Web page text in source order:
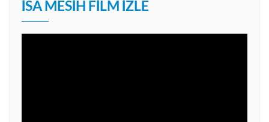
İSA MESIH FILM İZLE